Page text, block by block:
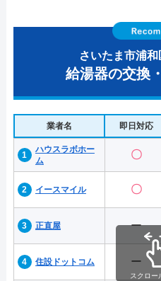
さいたま市浦
給湯器の交換
業者名 即日対応
ハウスラボホー
ム
〇
イースマイル 〇
正直屋 ー
住設ドットコム ー
スクロー